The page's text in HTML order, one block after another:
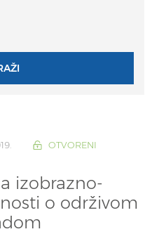
OTVORENI
izobrazno-
o održivom